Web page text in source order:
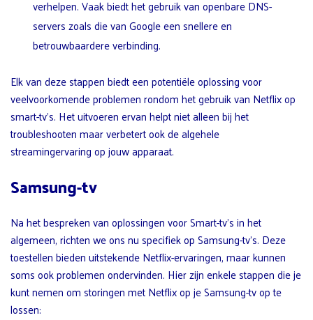
verhelpen. Vaak biedt het gebruik van openbare DNS-
servers zoals die van Google een snellere en
betrouwbaardere verbinding.
Elk van deze stappen biedt een potentiële oplossing voor
veelvoorkomende problemen rondom het gebruik van Netflix op
smart-tv’s. Het uitvoeren ervan helpt niet alleen bij het
troubleshooten maar verbetert ook de algehele
streamingervaring op jouw apparaat.
Samsung-tv
Na het bespreken van oplossingen voor Smart-tv’s in het
algemeen, richten we ons nu specifiek op Samsung-tv’s. Deze
toestellen bieden uitstekende Netflix-ervaringen, maar kunnen
soms ook problemen ondervinden. Hier zijn enkele stappen die je
kunt nemen om storingen met Netflix op je Samsung-tv op te
lossen: